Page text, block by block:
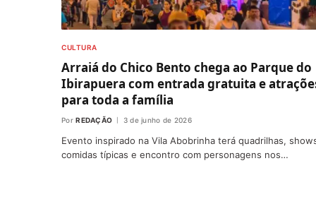
CULTURA
Arraiá do Chico Bento chega ao Parque do
Ibirapuera com entrada gratuita e
para toda a família
Por REDAÇÃO 3 de junho de 2026
Evento inspirado na Vila Abobrinha terá quadrilhas,
comidas típicas e encontro com personagens nos…